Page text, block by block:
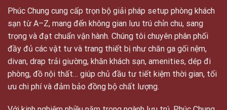
Phúc Chung cung cấp trọn bộ giải pháp setup phòng khách
sạn từ A–Z, mang đến không gian lưu trú chỉn chu, sang
trọng và đạt chuẩn vận hành. Chúng tôi chuyên phân phối
đầy đủ các vật tư và trang thiết bị như chăn ga gối nệm,
divan, drap trải giường, khăn khách sạn, amenities, dép đi
phòng, đồ nội thất… giúp chủ đầu tư tiết kiệm thời gian, tối
ưu chi phí và đảm bảo đồng bộ chất lượng.